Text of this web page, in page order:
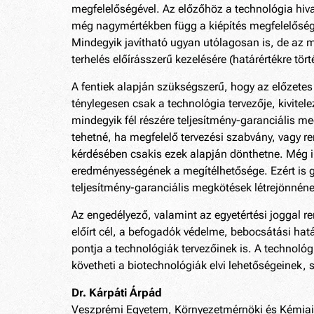
megfelelőségével. Az előzőhöz a technológia
még nagymértékben függ a kiépítés
Mindegyik javítható ugyan utólagosan is, de az
terhelés előírásszerű kezelésére (határértékre
A fentiek alapján szükségszerű, hogy az
ténylegesen csak a technológia tervezője,
mindegyik fél részére teljesítmény-garanciális
tehetné, ha megfelelő tervezési szabvány,
kérdésében csakis ezek alapján dönthetne.
eredményességének a megítélhetősége. Ezért
teljesítmény-garanciális megkötések
Az engedélyező, valamint az egyetértési joggal
előírt cél, a befogadók védelme, bebocsátási
pontja a technológiák tervezőinek is. A
követheti a biotechnológiák elvi
Dr. Kárpáti Árpád
Veszprémi Egyetem, Környezetmérnöki és